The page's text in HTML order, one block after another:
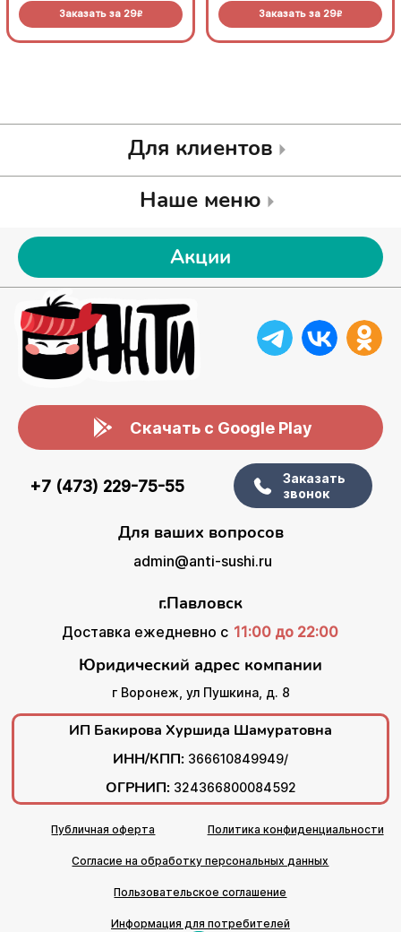
Заказать за 29R Заказать за 29R
Для клиентов
Наше меню
Акции
Скачать с Google Play
+7 (473) 229-75-55
Заказать
звонок
Для ваших вопросов
admin@anti-sushi.ru
г.Павловск
Доставка ежедневно с 11:00 до 22:00
Юридический адрес компании
г Воронеж, ул Пушкина, д. 8
ИП Бакирова Хуршида Шамуратовна
ИНН/КПП: 366610849949/
ОГРНИП: 324366800084592
Публичная оферта Политика конфиденциальности
Согласие на обработку персональных данных
Пользовательское соглашение
Информация для потребителей